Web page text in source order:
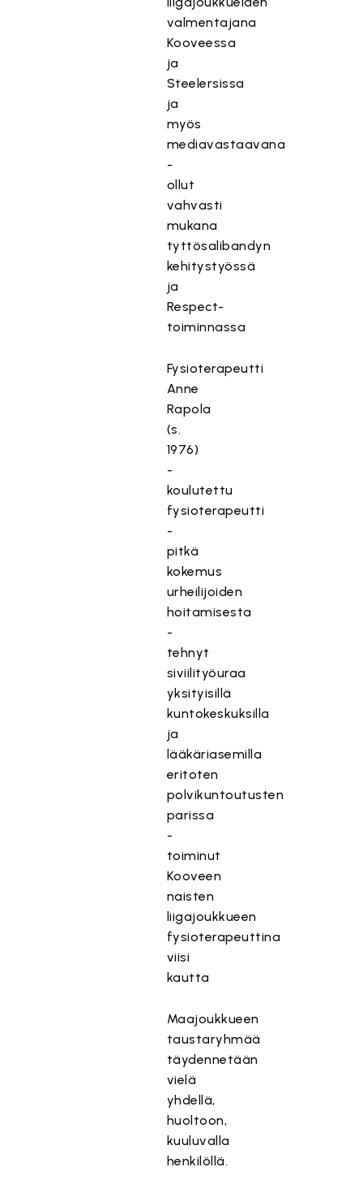
valmentajana
Kooveessa
ja
Steelersissa
ja
myös
mediavastaavana
-
ollut
vahvasti
mukana
tyttösalibandyn
kehitystyössä
ja
Respect-
toiminnassa
Fysioterapeutti
Anne
Rapola
(s.
1976)
-
koulutettu
fysioterapeutti
-
pitkä
kokemus
urheilijoiden
hoitamisesta
-
tehnyt
siviilityöuraa
yksityisillä
kuntokeskuksilla
ja
lääkäriasemilla
eritoten
polvikuntoutusten
parissa
-
toiminut
Kooveen
naisten
liigajoukkueen
fysioterapeuttina
viisi
kautta
Maajoukkueen
taustaryhmää
täydennetään
vielä
yhdellä,
huoltoon,
kuuluvalla
henkilöllä.